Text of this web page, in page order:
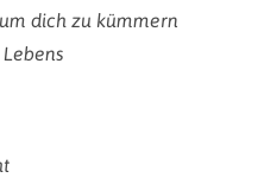
dich zu kümmern